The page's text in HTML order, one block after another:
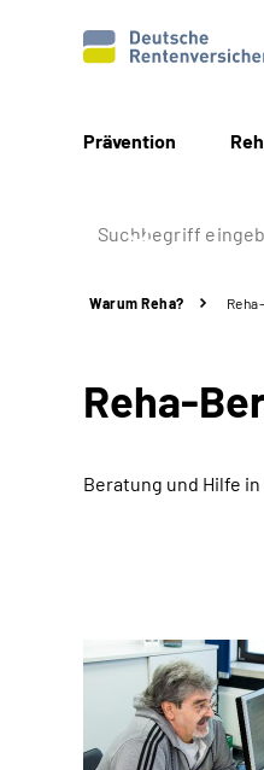
Prävention
Warum Reha?
Reha-
Beratung und Hilfe